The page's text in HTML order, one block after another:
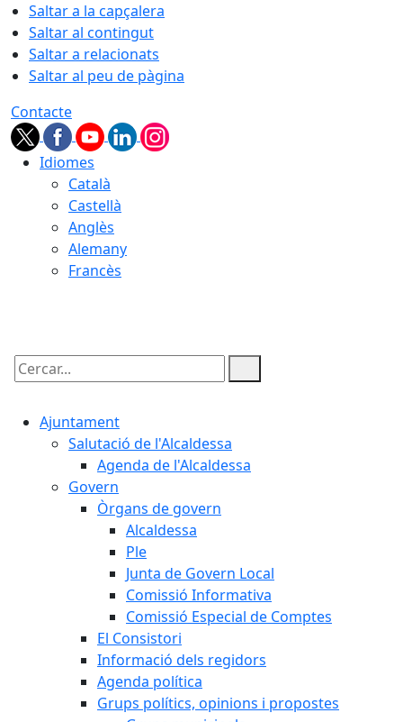
Saltar a la capçalera
Saltar al contingut
Saltar a relacionats
Saltar al peu de pàgina
Contacte
Idiomes
Català
Castellà
Anglès
Alemany
Francès
Cercar:
Ajuntament
Salutació de l'Alcaldessa
Agenda de l'Alcaldessa
Govern
Òrgans de govern
Alcaldessa
Ple
Junta de Govern Local
Comissió Informativa
Comissió Especial de Comptes
El Consistori
Informació dels regidors
Agenda política
Grups polítics, opinions i propostes